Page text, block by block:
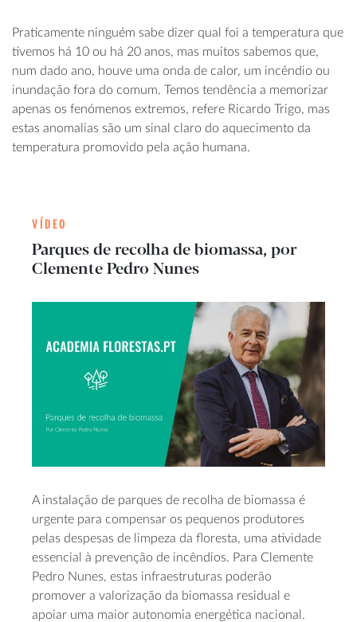
Praticamente ninguém sabe dizer qual foi a temperatura que
tivemos há 10 ou há 20 anos, mas muitos sabemos que,
num dado ano, houve uma onda de calor, um incêndio ou
inundação fora do comum. Temos tendência a memorizar
apenas os fenómenos extremos, refere Ricardo Trigo, mas
estas anomalias são um sinal claro do aquecimento da
temperatura promovido pela ação humana.
VÍDEO
Parques de recolha de biomassa, por
Clemente Pedro Nunes
A instalação de parques de recolha de biomassa é
urgente para compensar os pequenos produtores
pelas despesas de limpeza da floresta, uma atividade
essencial à prevenção de incêndios. Para Clemente
Pedro Nunes, estas infraestruturas poderão
promover a valorização da biomassa residual e
apoiar uma maior autonomia energética nacional.